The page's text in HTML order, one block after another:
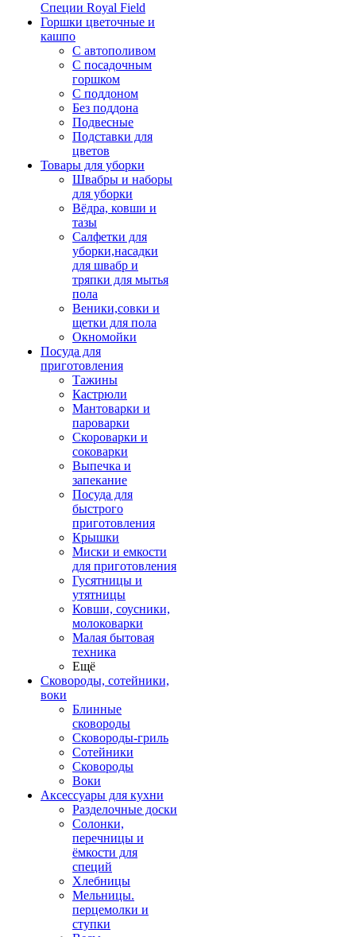
Специи Royal Field
Горшки цветочные и
кашпо
С автополивом
С посадочным
горшком
С поддоном
Без поддона
Подвесные
Подставки для
цветов
Товары для уборки
Швабры и наборы
для уборки
Вёдра, ковши и
тазы
Салфетки для
уборки,насадки
для швабр и
тряпки для мытья
пола
Веники,совки и
щетки для пола
Окномойки
Посуда для
приготовления
Тажины
Кастрюли
Мантоварки и
пароварки
Скороварки и
соковарки
Выпечка и
запекание
Посуда для
быстрого
приготовления
Крышки
Миски и емкости
для приготовления
Гусятницы и
утятницы
Ковши, соусники,
молоковарки
Малая бытовая
техника
Ещё
Сковороды, сотейники,
воки
Блинные
сковороды
Сковороды-гриль
Сотейники
Сковороды
Воки
Аксессуары для кухни
Разделочные доски
Солонки,
перечницы и
ёмкости для
специй
Хлебницы
Мельницы.
перцемолки и
ступки